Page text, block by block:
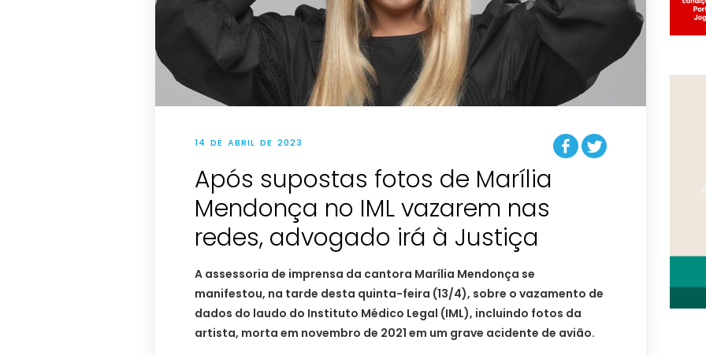
14 DE ABRIL DE 2023
Após supostas fotos de Marília
Mendonça no IML vazarem nas
redes, advogado irá à Justiça
A assessoria de imprensa da cantora Marília Mendonça se
manifestou, na tarde desta quinta-feira (13/4), sobre o vazamento de
dados do laudo do Instituto Médico Legal (IML), incluindo fotos da
artista, morta em novembro de 2021 em um grave acidente de avião.